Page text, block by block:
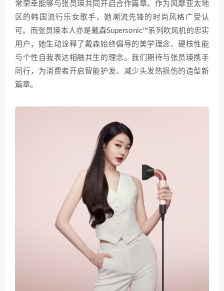
常荣幸能够与张员瑛共同开启合作篇章。作为风靡亚太地
区的韩国流行乐女歌手，她潮流先锋的时尚风格广受认
可。而张员瑛本人亦是戴森Supersonic™系列吹风机的忠实
用户，她生动诠释了戴森始终倡导的美学理念、硬核性能
与个性自我表达相融共生的理念。我们期待与张员瑛携手
同行，为消费者开启智能护发、减少头发热损伤的造型新
篇章。